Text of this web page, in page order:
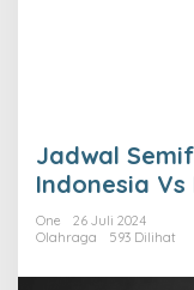
Jadwal
Indonesia Vs
One
26 Juli 2024
Olahraga
593 Dilihat